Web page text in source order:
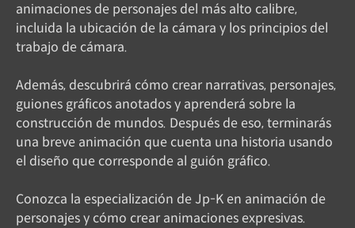
animaciones de personajes del más alto calibre,
incluida la ubicación de la cámara y los principios del
trabajo de cámara.
Además, descubrirá cómo crear narrativas, personajes,
guiones gráficos anotados y aprenderá sobre la
construcción de mundos. Después de eso, terminarás
una breve animación que cuenta una historia usando
el diseño que corresponde al guión gráfico.
Conozca la especialización de Jp-K en animación de
personajes y cómo crear animaciones expresivas.